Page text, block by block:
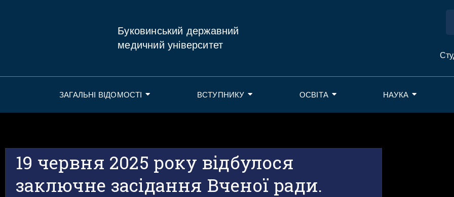
Буковинський державний
медичний університет
ЗАГАЛЬНІ ВІДОМОСТІ ВСТУПНИКУ ОСВІТА НАУКА
19 червня 2025 року відбулося
заключне засідання Вченої ради.